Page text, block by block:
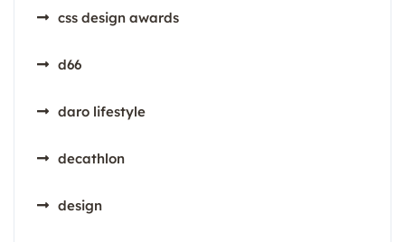
css design awards
d66
daro lifestyle
decathlon
design